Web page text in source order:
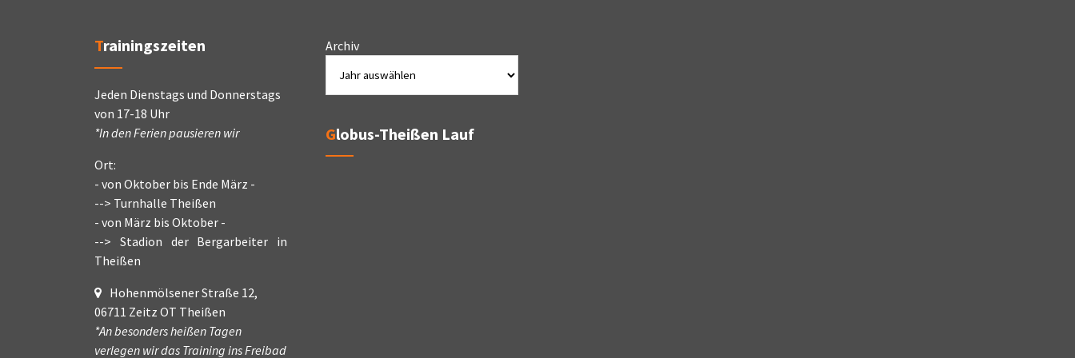
Trainingszeiten
Jeden Dienstags und Donnerstags
von 17-18 Uhr
*In den Ferien pausieren wir
Ort:
- von Oktober bis Ende März -
--> Turnhalle Theißen
- von März bis Oktober -
--> Stadion der Bergarbeiter in
Theißen
Hohenmölsener Straße 12,
06711 Zeitz OT Theißen
*An besonders heißen Tagen
verlegen wir das Training ins Freibad
Archiv
Globus-Theißen Lauf